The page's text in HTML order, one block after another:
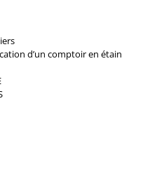
d’un comptoir en étain